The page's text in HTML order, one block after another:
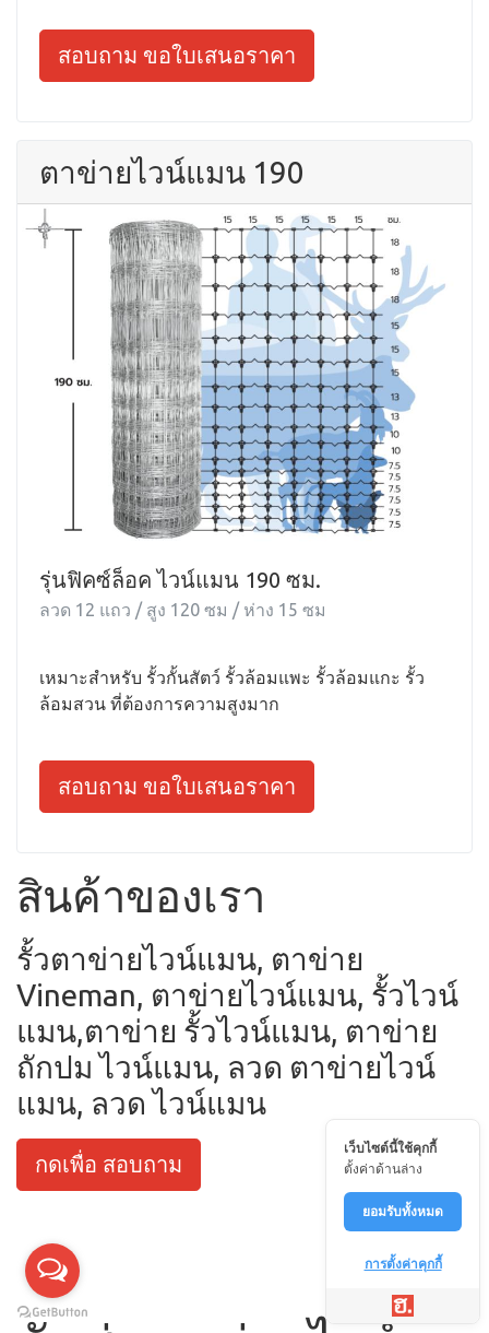
สอบถาม ขอใบเสนอราคา
ตาข่ายไวน์แมน 190
รุ่นฟิคซ์ล็อค ไวน์แมน 190 ซม.
ลวด 12 แถว / สูง 120 ซม / ห่าง 15 ซม
เหมาะสำหรับ รั้วกั้นสัตว์ รั้วล้อมแพะ รั้วล้อมแกะ รั้ว
ล้อมสวน ที่ต้องการความสูงมาก
สอบถาม ขอใบเสนอราคา
สินค้าของเรา
รั้วตาข่ายไวน์แมน, ตาข่าย
Vineman, ตาข่ายไวน์แมน, รั้วไวน์
แมน,ตาข่าย รั้วไวน์แมน, ตาข่าย
ถักปม ไวน์แมน, ลวด ตาข่ายไวน์
แมน, ลวด ไวน์แมน
กดเพื่อ สอบถาม
เว็บไซต์นี้ใช้คุกกี้
ตั้งค่าด้านล่าง
ยอมรับทั้งหมด
การตั้งค่าคุกกี้